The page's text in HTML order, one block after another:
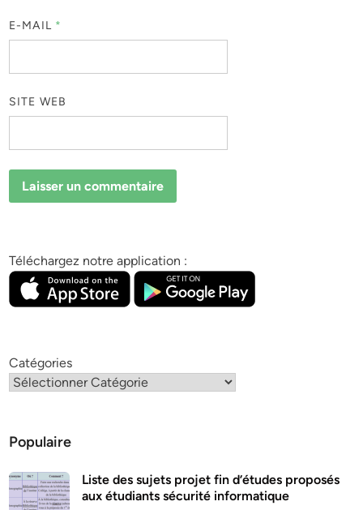
E-MAIL *
SITE WEB
Téléchargez notre application :
Catégories
Populaire
Liste des sujets projet fin d’études proposés
aux étudiants sécurité informatique